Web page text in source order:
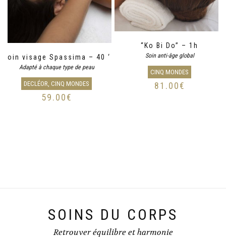
Soin visage Spassima – 40 ‘
Adapté à chaque type de peau
DECLÉOR, CINQ MONDES
59.00€
“Ko Bi Do” – 1h
Soin anti-âge global
CINQ MONDES
81.00€
SOINS DU CORPS
Retrouver équilibre et harmonie